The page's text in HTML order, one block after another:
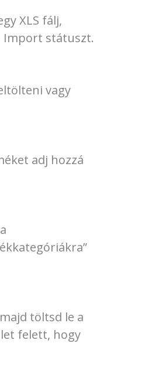
XLS fálj,
Import státuszt.
vagy
adj hozzá
töltsd le a
felett, hogy